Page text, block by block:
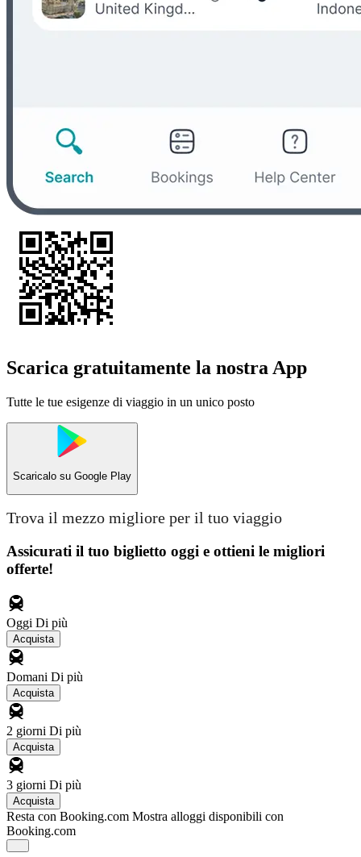
Scarica gratuitamente la nostra App
Tutte le tue esigenze di viaggio in un unico posto
Scaricalo su Google Play
Trova il mezzo migliore per il tuo viaggio
Assicurati il ​​tuo biglietto oggi e ottieni le migliori
offerte!
Oggi Di più
Acquista
Domani Di più
Acquista
2 giorni Di più
Acquista
3 giorni Di più
Acquista
Resta con Booking.com Mostra alloggi disponibili con
Booking.com